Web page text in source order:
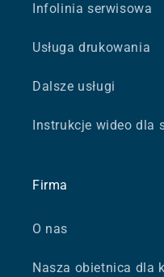
Infolinia serwisowa
Usługa drukowania
Dalsze usługi
Instrukcje wideo dla
Firma
O nas
Nasza obietnica dla